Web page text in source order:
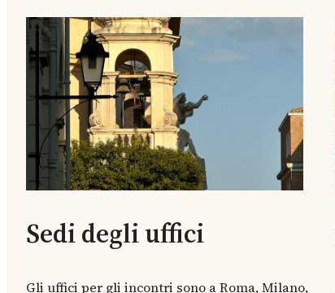
Sedi degli uffici
Gli uffici per gli incontri sono a Roma, Milano,